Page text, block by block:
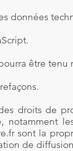
données
être tenu
droits de
notamment
sont la
de